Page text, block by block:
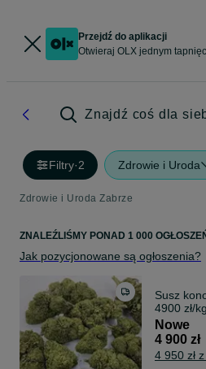
Przejdź do aplikacji
Otwieraj OLX jednym
Znajdź coś dla
Filtry·2 Zdrowie i Uroda
Zdrowie i Uroda Zabrze
ZNALEŹLIŚMY PONAD 1 000
Jak pozycjonowane są ogłoszenia?
Susz
4900 zł/
Nowe
4 900 zł
4 950 zł